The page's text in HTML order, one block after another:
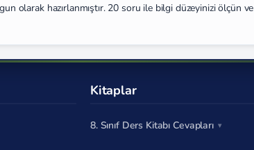
olarak hazırlanmıştır. 20 soru ile bilgi düzeyinizi ölçün ve
Kitaplar
8. Sınıf Ders Kitabı Cevapları